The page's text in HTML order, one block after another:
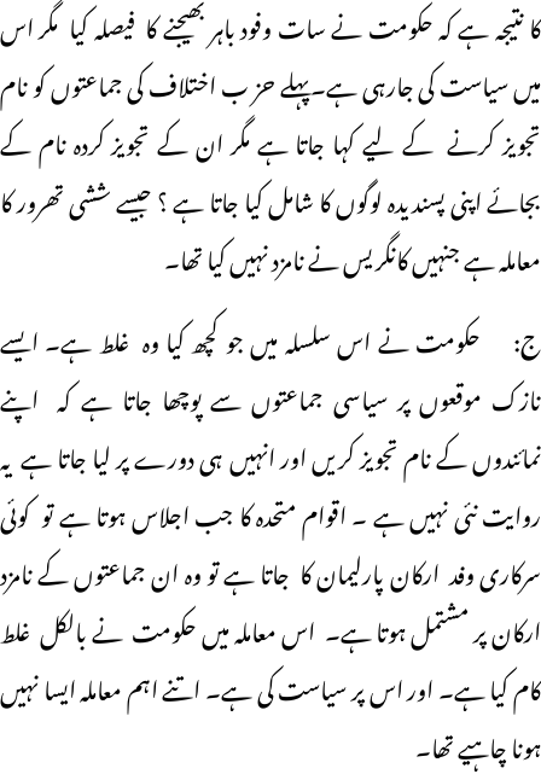
کا نتیجہ ہے کہ حکومت نے سات وفود باہر بھیجنے کا فیصلہ کیا مگر اس
میں سیاست کی جارہی ہے۔پہلے حز ب اختلاف کی جماعتوں کو نام
تجویز کرنے کے لیے کہا جاتا ہے مگر ان کے تجویز کردہ نام کے
بجائے اپنی پسندیدہ لوگوں کا شامل کیا جاتا ہے ؟ جیسے ششی تھرور کا
معاملہ ہے جنہیں کانگریس نے نامزد نہیں کیا تھا۔
ج: حکومت نے اس سلسلہ میں جو کچھ کیا وہ غلط ہے۔ ایسے
نازک موقعوں پر سیاسی جماعتوں سے پوچھا جاتا ہے کہ اپنے
نمائندوں کے نام تجویز کریں اور انہیں ہی دورے پر لیا جاتا ہے یہ
روایت نئی نہیں ہے ۔ اقوام متحدہ کا جب اجلاس ہوتا ہے تو کوئی
سرکاری وفد ارکان پارلیمان کا جاتا ہے تو وہ ان جماعتوں کے نامزد
ارکان پر مشتمل ہوتا ہے۔ اس معاملہ میں حکومت نے بالکل غلط
کام کیا ہے۔ اور اس پر سیاست کی ہے۔ اتنے اہم معاملہ ایسا نہیں
ہونا چاہیے تھا۔